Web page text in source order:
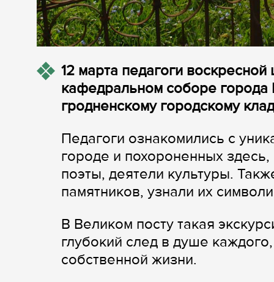
12 марта педагоги
кафедральном соборе города
гродненскому городскому
Педагоги ознакомились с
городе и похороненных
поэты, деятели культуры.
памятников, узнали их
В Великом посту такая
глубокий след в душе
собственной жизни.